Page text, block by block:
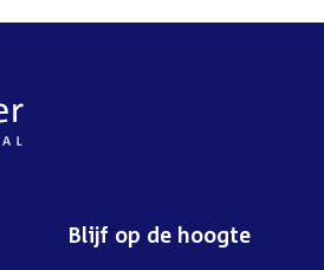
Blijf op de hoogte